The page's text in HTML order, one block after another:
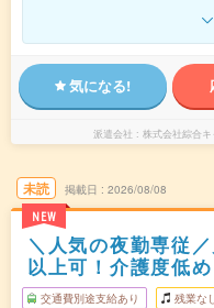
気になる!
派遣会社 株式会社綜合
未読
NEW
掲載日 2026/08/08
＼人気の夜勤専従
以上可！介護度低
交通費別途支給あり 残業なし